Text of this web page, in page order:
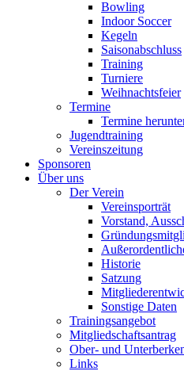
Bowling
Indoor Soccer
Kegeln
Saisonabschluss
Training
Turniere
Weihnachtsfeier
Termine
Termine
Jugendtraining
Vereinszeitung
Sponsoren
Über uns
Der Verein
Vereinsporträt
Vorstand,
Historie
Satzung
Sonstige Daten
Trainingsangebot
Mitgliedschaftsantrag
Ober- und
Links